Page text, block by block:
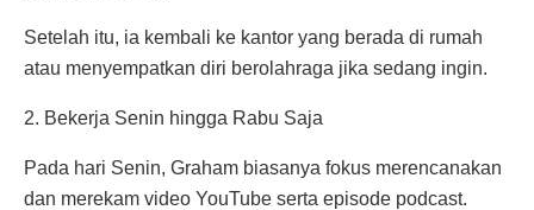
Setelah itu, ia kembali ke kantor yang berada di rumah
atau menyempatkan diri berolahraga jika sedang ingin.
2. Bekerja Senin hingga Rabu Saja
Pada hari Senin, Graham biasanya fokus merencanakan
dan merekam video YouTube serta episode podcast.